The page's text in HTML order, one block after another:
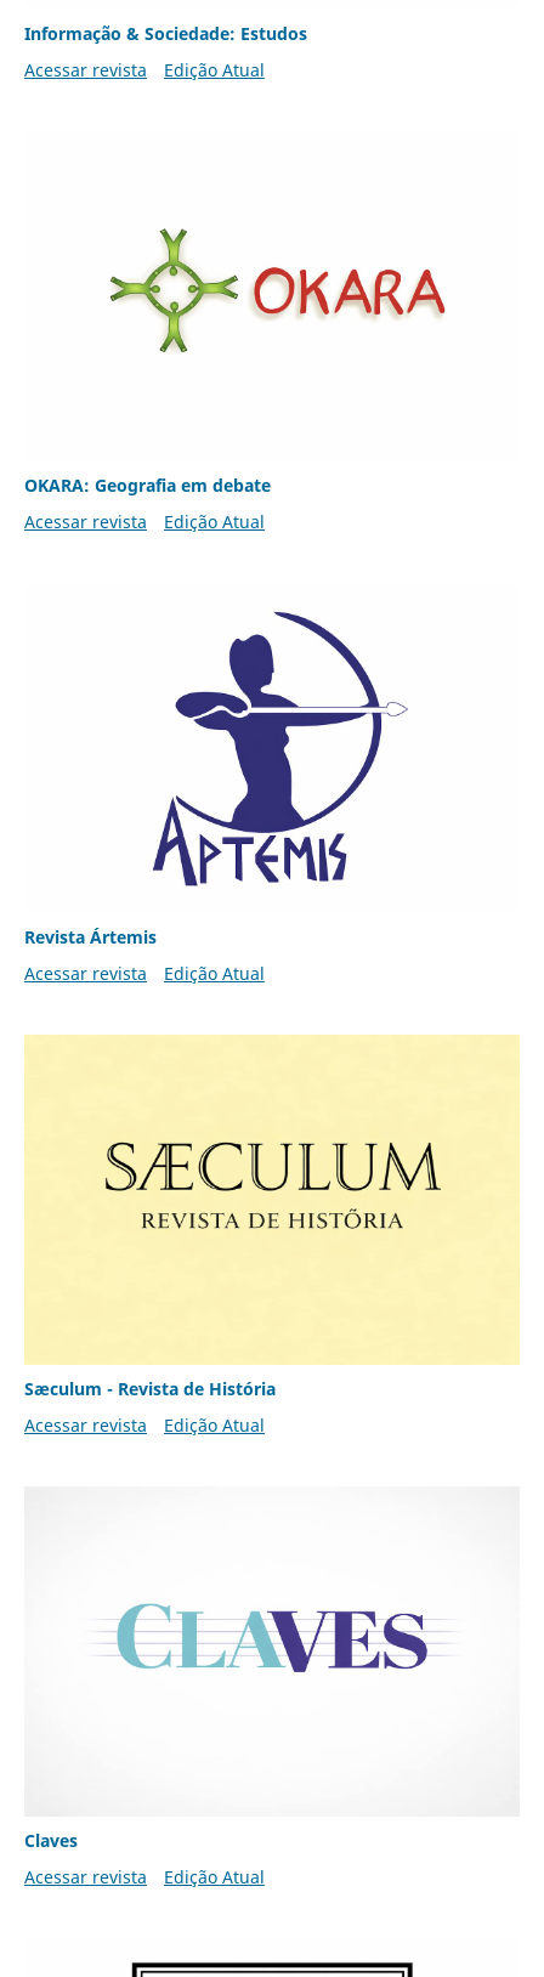
Informação & Sociedade: Estudos
Acessar revista
Edição Atual
OKARA: Geografia em debate
Acessar revista
Edição Atual
Revista Ártemis
Acessar revista
Edição Atual
Sæculum - Revista de História
Acessar revista
Edição Atual
Claves
Acessar revista
Edição Atual